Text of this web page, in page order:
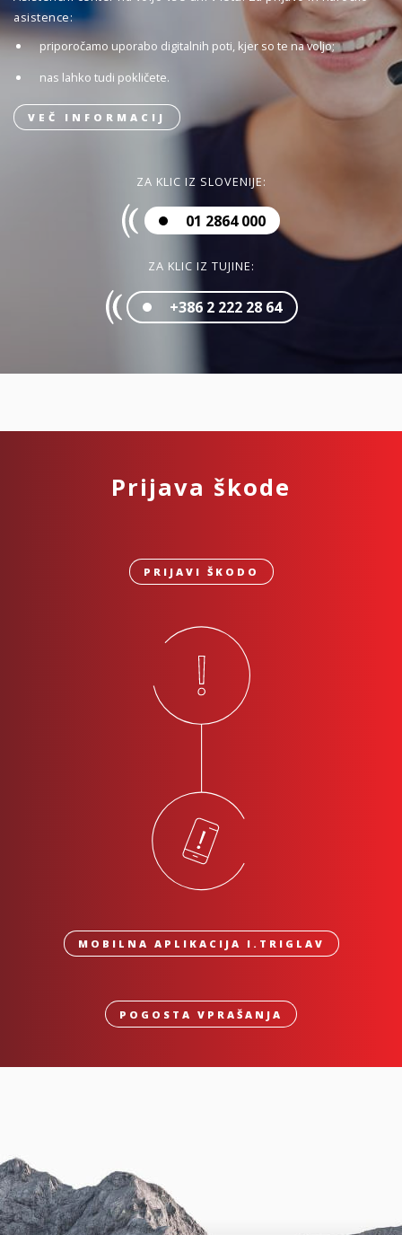
asistence:
priporočamo uporabo digitalnih poti, kjer so te na voljo;
nas lahko tudi pokličete.
VEČ INFORMACIJ
ZA KLIC IZ SLOVENIJE:
01 2864 000
ZA KLIC IZ TUJINE:
+386 2 222 28 64
Prijava škode
PRIJAVI ŠKODO
MOBILNA APLIKACIJA I.TRIGLAV
POGOSTA VPRAŠANJA